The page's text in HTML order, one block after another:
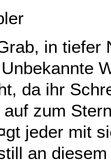
in tiefer
da ihr
zum
jeder mit
an